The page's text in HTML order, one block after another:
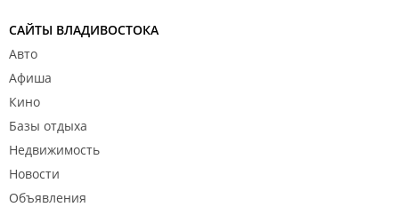
САЙТЫ ВЛАДИВОСТОКА
Авто
Афиша
Кино
Базы отдыха
Недвижимость
Новости
Объявления